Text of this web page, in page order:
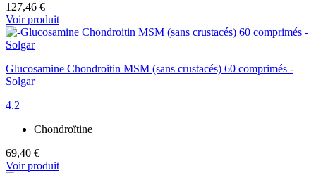
127,46 €
Voir produit
Glucosamine Chondroitin MSM (sans crustacés) 60 comprimés -
Solgar
4.2
Chondroïtine
69,40 €
Voir produit